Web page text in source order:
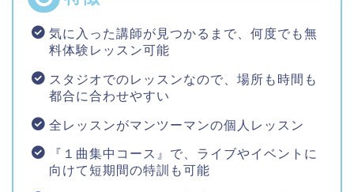
気に入った講師が見つかるまで、何度でも無
料体験レッスン可能
スタジオでのレッスンなので、場所も時間も
都合に合わせやすい
全レッスンがマンツーマンの個人レッスン
『１曲集中コース』で、ライブやイベントに
向けて短期間の特訓も可能